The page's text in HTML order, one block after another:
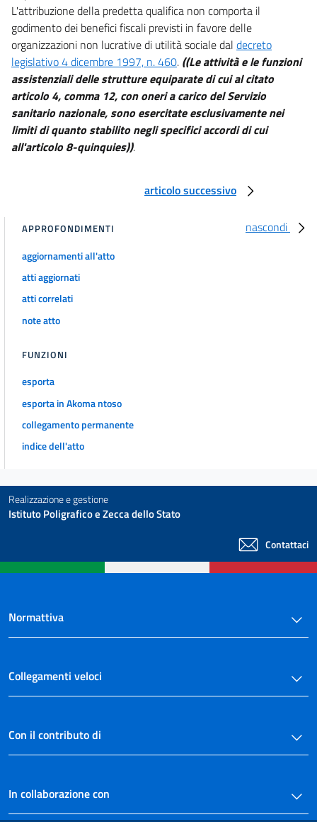
L'attribuzione della predetta qualifica non comporta il
godimento dei benefici fiscali previsti in favore delle
organizzazioni non lucrative di utilità sociale dal decreto
legislativo 4 dicembre 1997, n. 460. ((Le attività e le funzioni
assistenziali delle strutture equiparate di cui al citato
articolo 4, comma 12, con oneri a carico del Servizio
sanitario nazionale, sono esercitate esclusivamente nei
limiti di quanto stabilito negli specifici accordi di cui
all'articolo 8-quinquies)).
articolo successivo
nascondi
APPROFONDIMENTI
aggiornamenti all'atto
atti aggiornati
atti correlati
note atto
FUNZIONI
esporta
esporta in Akoma ntoso
collegamento permanente
indice dell'atto
Realizzazione e gestione
Istituto Poligrafico e Zecca dello Stato
Contattaci
Normattiva
Collegamenti veloci
Con il contributo di
In collaborazione con